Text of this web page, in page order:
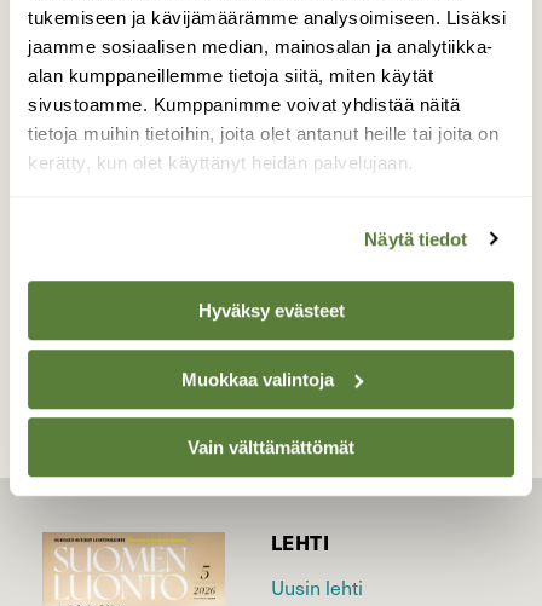
tukemiseen ja kävijämäärämme analysoimiseen. Lisäksi
jaamme sosiaalisen median, mainosalan ja analytiikka-
alan kumppaneillemme tietoja siitä, miten käytät
sivustoamme. Kumppanimme voivat yhdistää näitä
tietoja muihin tietoihin, joita olet antanut heille tai joita on
kerätty, kun olet käyttänyt heidän palvelujaan.
Näytä tiedot
Hyväksy evästeet
Muokkaa valintoja
Vain välttämättömät
Aakeeta ja laakeeta
Lampaat laitumilla…Kuralan Kylämäki
TAKAISIN LISTAAN
LEHTI
Uusin lehti